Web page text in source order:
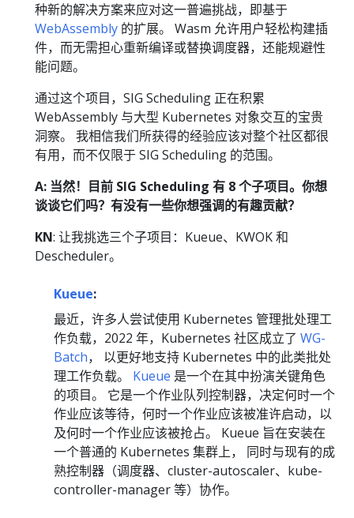
种新的解决方案来应对这一普遍挑战，即基于
WebAssembly 的扩展。 Wasm 允许用户轻松构建插
件，而无需担心重新编译或替换调度器，还能规避性
能问题。
通过这个项目，SIG Scheduling 正在积累
WebAssembly 与大型 Kubernetes 对象交互的宝贵
洞察。 我相信我们所获得的经验应该对整个社区都很
有用，而不仅限于 SIG Scheduling 的范围。
A: 当然！目前 SIG Scheduling 有 8 个子项目。你想
谈谈它们吗？有没有一些你想强调的有趣贡献？
KN: 让我挑选三个子项目：Kueue、KWOK 和
Descheduler。
Kueue:
最近，许多人尝试使用 Kubernetes 管理批处理工
作负载，2022 年，Kubernetes 社区成立了 WG-
Batch， 以更好地支持 Kubernetes 中的此类批处
理工作负载。 Kueue 是一个在其中扮演关键角色
的项目。 它是一个作业队列控制器，决定何时一个
作业应该等待，何时一个作业应该被准许启动，以
及何时一个作业应该被抢占。 Kueue 旨在安装在
一个普通的 Kubernetes 集群上， 同时与现有的成
熟控制器（调度器、cluster-autoscaler、kube-
controller-manager 等）协作。